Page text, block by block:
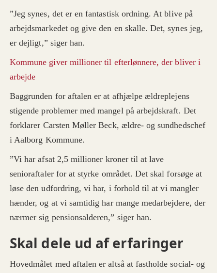
halv procent for hver procent medarbejderen
går ned i arbejdstid.
• De frigivne timer kan blive tilbudt en anden
medarbejder, hvis der er et ønske fra dennes
side.
Mulighed 4: Frikøb dele af vagtplanen:
• Mulighed for frikøb af dele af den ordinære
vagtplan.
• Frikøbte timer kan bruges på aktiviteter for
Kilde: FOA Nordjylland
”Jeg synes, det er en fantastisk ordning. At blive på
arbejdsmarkedet og give den en skalle. Det, synes jeg,
er dejligt,” siger han.
Kommune giver millioner til efterlønnere, der bliver i
arbejde
Baggrunden for aftalen er at afhjælpe ældreplejens
stigende problemer med mangel på arbejdskraft. Det
forklarer Carsten Møller Beck, ældre- og sundhedschef
i Aalborg Kommune.
”Vi har afsat 2,5 millioner kroner til at lave
senioraftaler for at styrke området. Det skal forsøge at
løse den udfordring, vi har, i forhold til at vi mangler
hænder, og at vi samtidig har mange medarbejdere, der
nærmer sig pensionsalderen,” siger han.
Skal dele ud af erfaringer
Hovedmålet med aftalen er altså at fastholde social- og